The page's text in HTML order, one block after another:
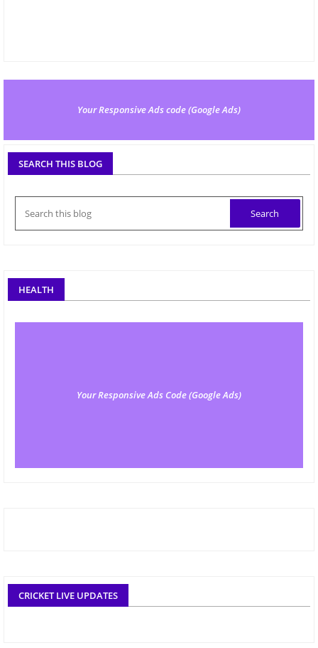
Your Responsive Ads code (Google Ads)
SEARCH THIS BLOG
HEALTH
Your Responsive Ads Code (Google Ads)
CRICKET LIVE UPDATES